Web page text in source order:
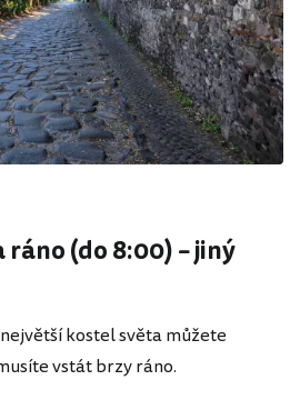
(do 8:00) – jiný
kostel světa můžete
vstát brzy ráno.